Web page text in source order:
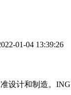
01-04 13:39:26
设计和制造。